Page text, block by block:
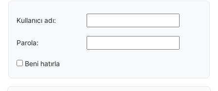
Kullanıcı adı:
Parola:
Beni hatırla